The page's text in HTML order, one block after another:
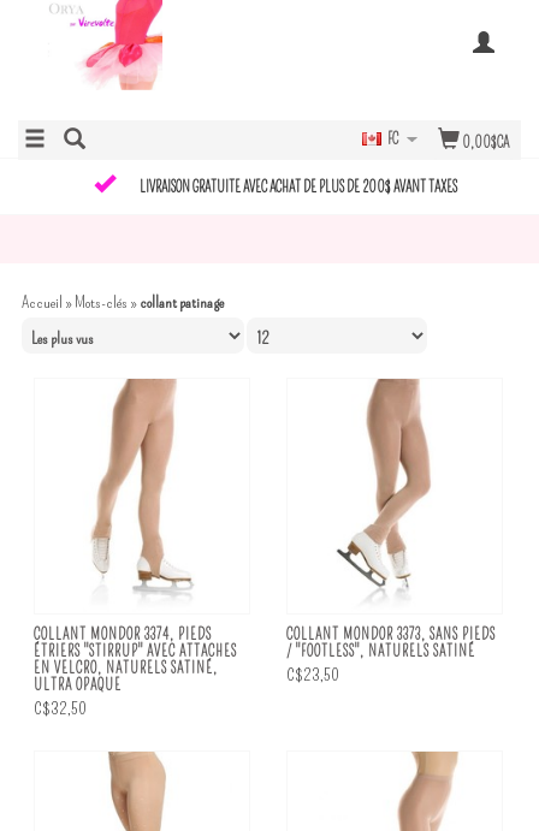
0,00$CA
FC
LIVRAISON GRATUITE AVEC ACHAT DE PLUS DE 200$ AVANT TAXES
Accueil »Mots-clés »collant patinage
COLLANT MONDOR 3374, PIEDS
ÉTRIERS "STIRRUP" AVEC ATTACHES
EN VELCRO, NATURELS SATINÉ,
ULTRA OPAQUE
C$32,50
COLLANT MONDOR 3373, SANS PIEDS
/ "FOOTLESS", NATURELS SATINÉ
C$23,50